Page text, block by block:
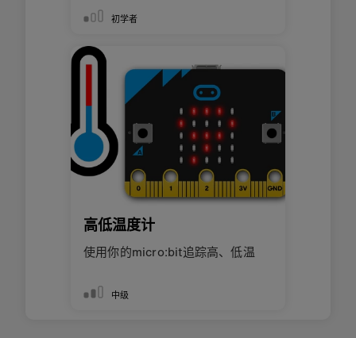
初学者
高低温度计
使用你的micro:bit追踪高、低温
中级